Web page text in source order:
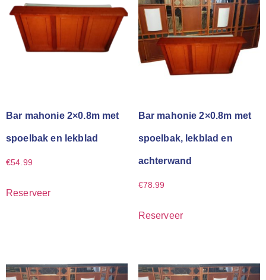
Bar mahonie 2×0.8m met
spoelbak en lekblad
€54.99
Reserveer
Bar mahonie 2×0.8m met
spoelbak, lekblad en
achterwand
€78.99
Reserveer